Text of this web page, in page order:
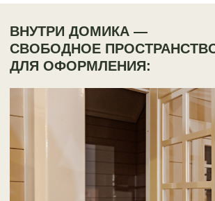
ОКНА С ДЕКОРАТИВНОЙ
Аккуратные окна наполняют домик
естественным светом и делают